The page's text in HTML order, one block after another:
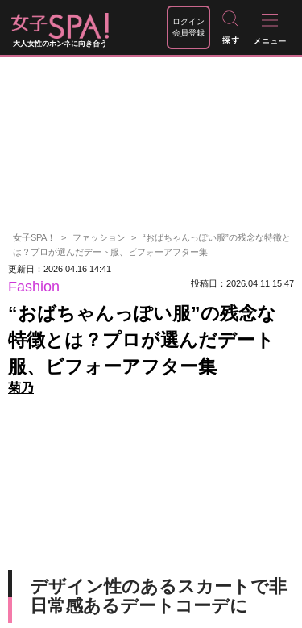
大人女性のホンネに向き合う
ログイン
会員登録
女子SPA！ ファッション
“おばちゃんっぽい服”の残念な特徴と
は？プロが選んだデート服、ビフォーアフター集
更新日：2026.04.16 14:41
Fashion 投稿日：2026.04.11 15:47
“おばちゃんっぽい服”の残念な
特徴とは？プロが選んだデート
服、ビフォーアフター集
菊乃
デザイン性のあるスカートで非
日常感あるデートコーデに